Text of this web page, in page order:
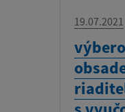
19.07.2021